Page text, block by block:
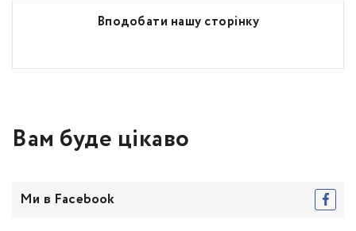
Вподобати нашу сторінку
Вам буде цікаво
Ми в Facebook